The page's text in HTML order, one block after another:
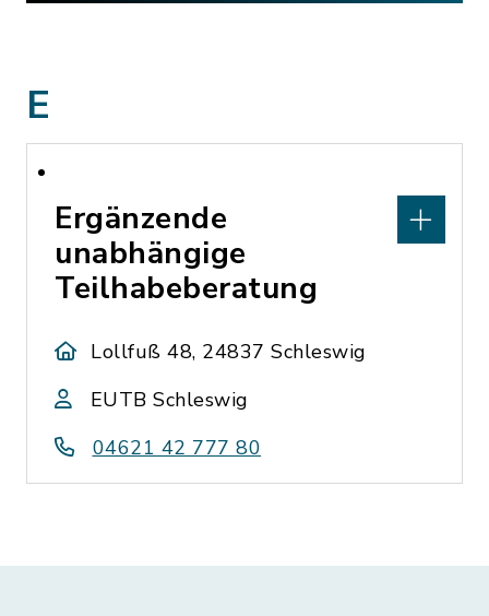
E
Ergänzende
unabhängige
Teilhabeberatung
Lollfuß 48, 24837 Schleswig
EUTB Schleswig
04621 42 777 80